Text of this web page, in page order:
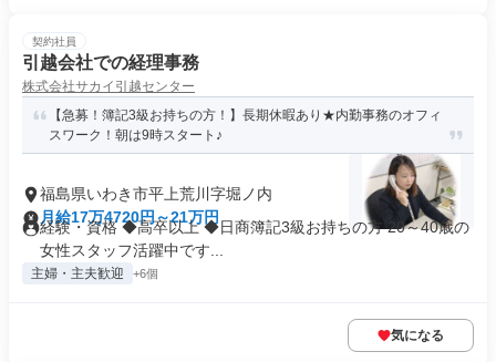
契約社員
引越会社での経理事務
株式会社サカイ引越センター
【急募！簿記3級お持ちの方！】長期休暇あり★内勤事務のオフィ
スワーク！朝は9時スタート♪
福島県いわき市平上荒川字堀ノ内
月給17万4720円～21万円
経験・資格 ◆高卒以上 ◆日商簿記3級お持ちの方 20～40歳の
女性スタッフ活躍中です...
主婦・主夫歓迎 +6個
気になる